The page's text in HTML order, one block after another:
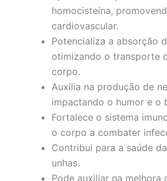
homocisteína,
cardiovascular.
Potencializa a absorção
otimizando o transporte
corpo.
Auxilia na produção de
impactando o humor e o
Fortalece o sistema
o corpo a combater
Contribui para a saúde
unhas.
Pode auxiliar na melhora